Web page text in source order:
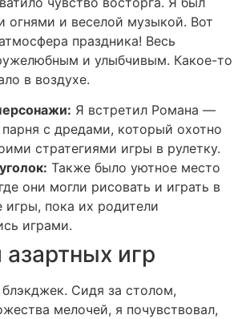
огнями и веселой музыкой. Вот
праздника! Весь
и улыбчивым. Какое-то
в воздухе.
Я встретил Романа —
парня с дредами, который охотно
стратегиями игры в рулетку.
Также было уютное место
они могли рисовать и играть в
игры, пока их родители
играми.
игр
Сидя за столом,
мелочей, я почувствовал,